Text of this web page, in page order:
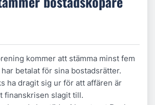
kommer att stämma minst fem
betalat för sina bostadsrätter.
ha dragit sig ur för att affären är
finanskrisen slagit till.